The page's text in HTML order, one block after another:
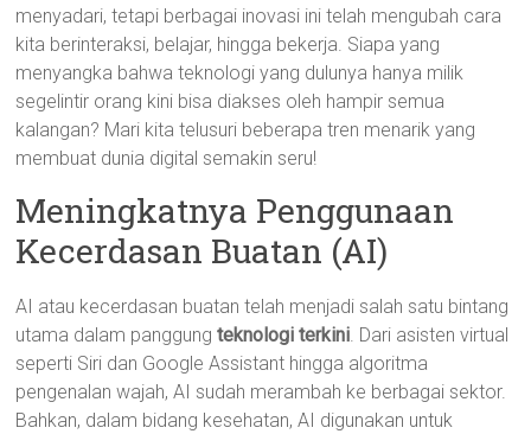
menyadari, tetapi berbagai inovasi ini telah mengubah cara
kita berinteraksi, belajar, hingga bekerja. Siapa yang
menyangka bahwa teknologi yang dulunya hanya milik
segelintir orang kini bisa diakses oleh hampir semua
kalangan? Mari kita telusuri beberapa tren menarik yang
membuat dunia digital semakin seru!
Meningkatnya Penggunaan
Kecerdasan Buatan (AI)
AI atau kecerdasan buatan telah menjadi salah satu bintang
utama dalam panggungteknologi terkini. Dari asisten virtual
seperti Siri dan Google Assistant hingga algoritma
pengenalan wajah, AI sudah merambah ke berbagai sektor.
Bahkan, dalam bidang kesehatan, AI digunakan untuk